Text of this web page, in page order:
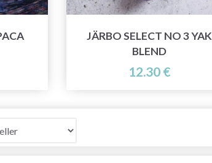
JÄRBO SELECT NO 3 YAK
BLEND
12.30 €